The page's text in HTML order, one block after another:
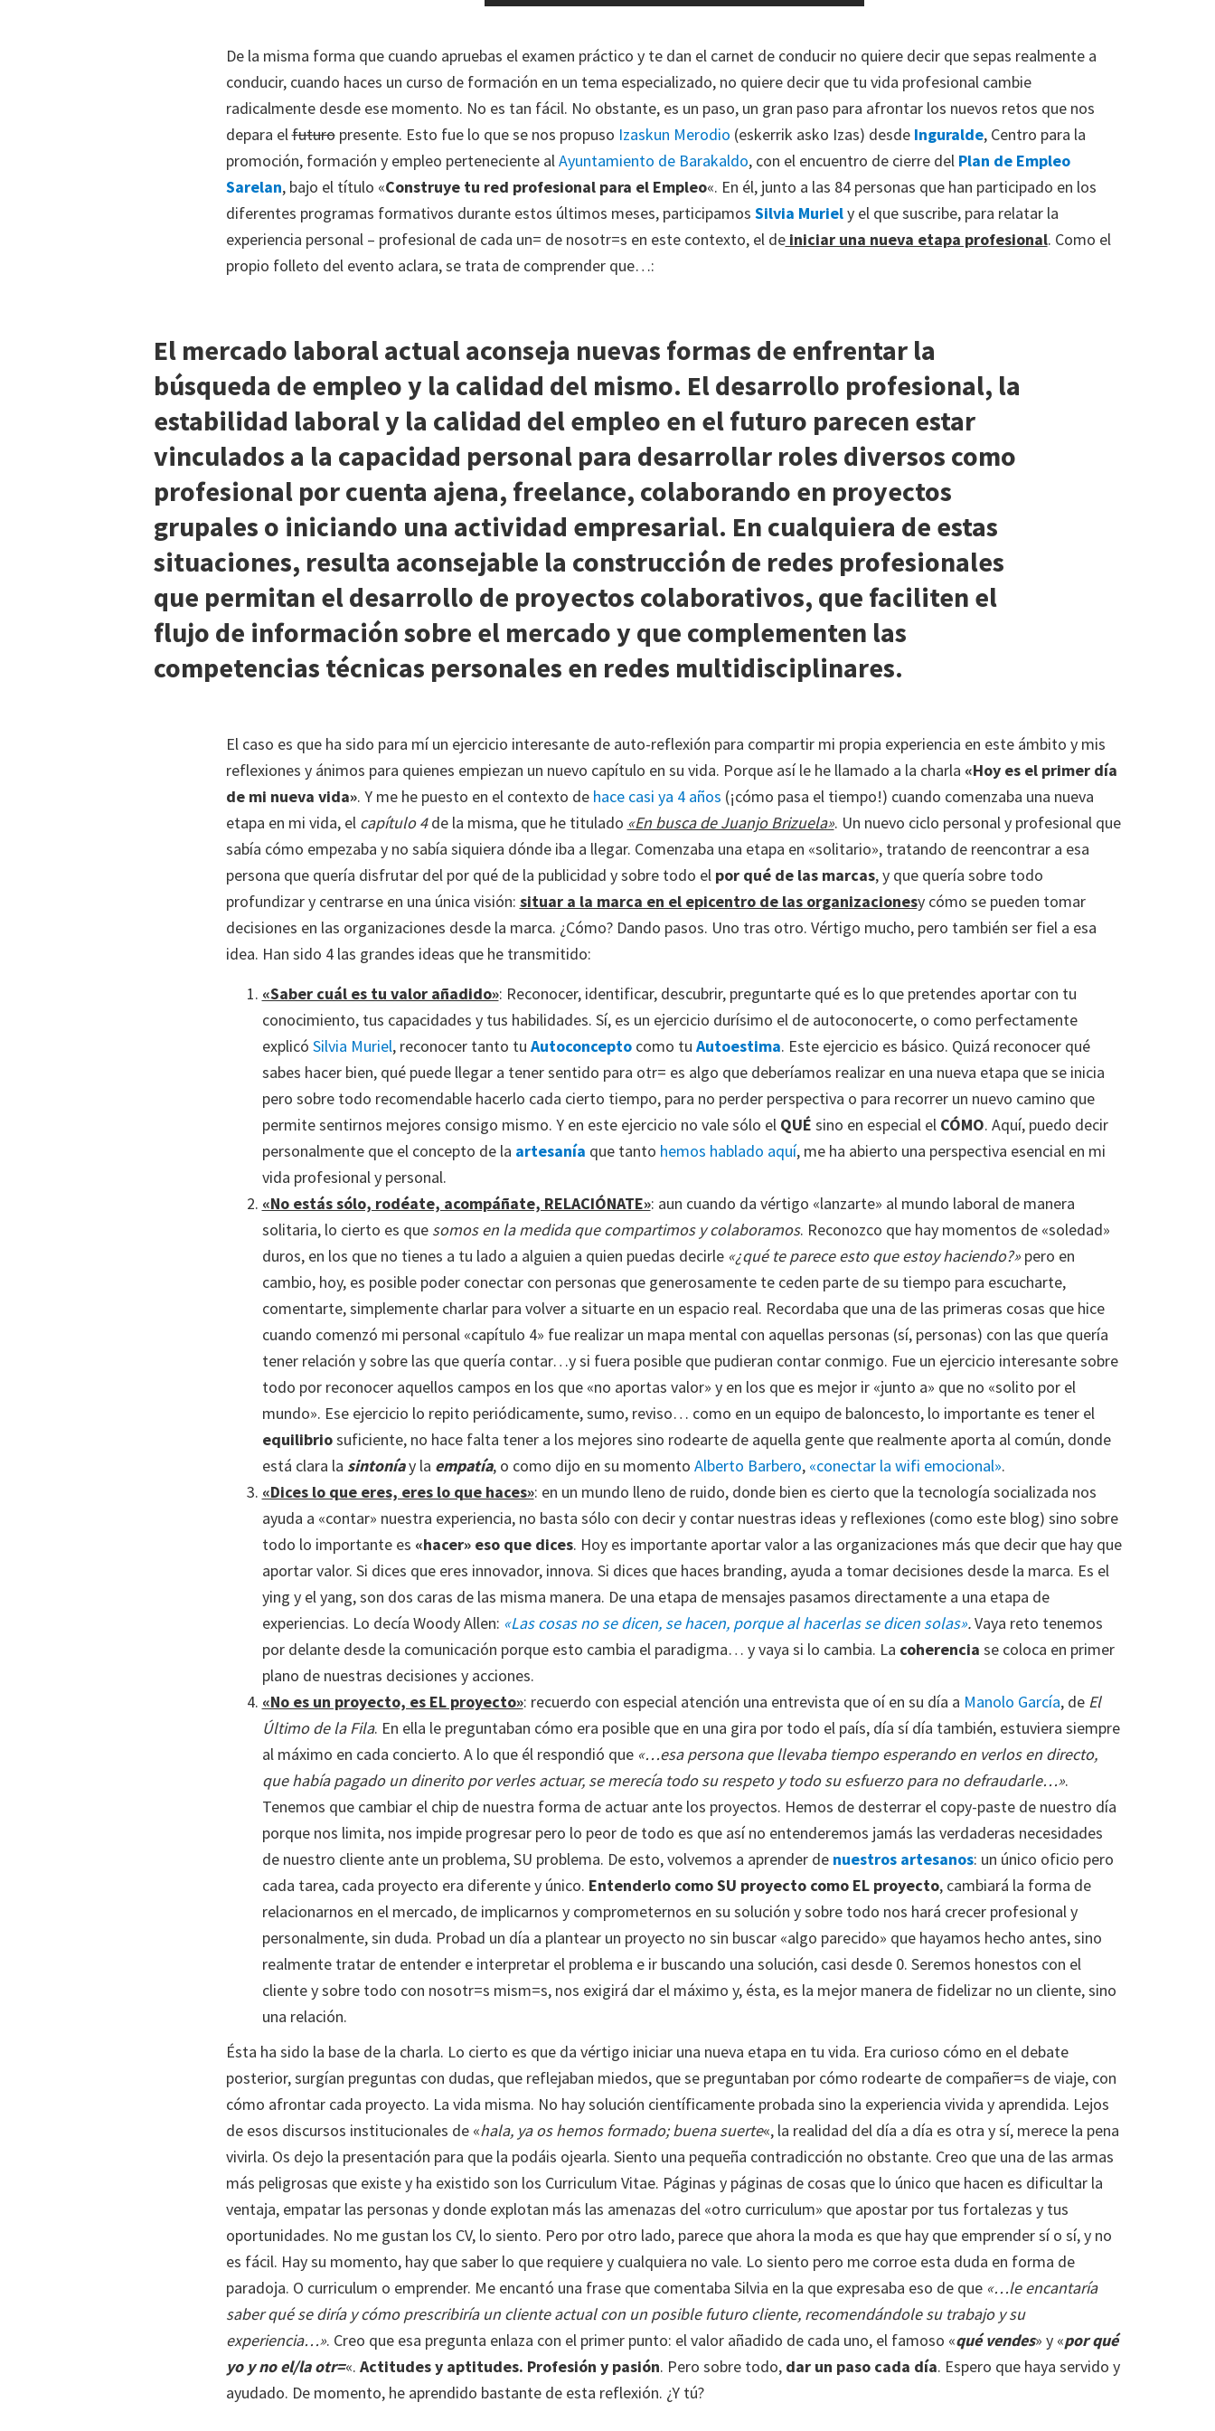
De la misma forma que cuando apruebas el examen práctico y te dan el carnet de conducir no quiere decir que sepas realmente a
conducir, cuando haces un curso de formación en un tema especializado, no quiere decir que tu vida profesional cambie
radicalmente desde ese momento. No es tan fácil. No obstante, es un paso, un gran paso para afrontar los nuevos retos que nos
depara elfuturopresente. Esto fue lo que se nos propuso Izaskun Merodio (eskerrik asko Izas) desde Inguralde, Centro para la
promoción, formación y empleo perteneciente alAyuntamiento de Barakaldo, con el encuentro de cierre del Plan de Empleo
Sarelan, bajo el título «Construye tu red profesional para el Empleo«. En él, junto a las 84 personas que han participado en los
diferentes programas formativos durante estos últimos meses, participamos Silvia Muriely el que suscribe, para relatar la
experiencia personal – profesional de cada un= de nosotr=s en este contexto, el deiniciar una nueva etapa profesional. Como el
propio folleto del evento aclara, se trata de comprender que…:
El mercado laboral actual aconseja nuevas formas de enfrentar la
búsqueda de empleo y la calidad del mismo. El desarrollo profesional, la
estabilidad laboral y la calidad del empleo en el futuro parecen estar
vinculados a la capacidad personal para desarrollar roles diversos como
profesional por cuenta ajena, freelance, colaborando en proyectos
grupales o iniciando una actividad empresarial. En cualquiera de estas
situaciones, resulta aconsejable la construcción de redes profesionales
que permitan el desarrollo de proyectos colaborativos, que faciliten el
flujo de información sobre el mercado y que complementen las
competencias técnicas personales en redes multidisciplinares.
El caso es que ha sido para mí un ejercicio interesante de auto-reflexión para compartir mi propia experiencia en este ámbito y mis
reflexiones y ánimos para quienes empiezan un nuevo capítulo en su vida. Porque así le he llamado a la charla «Hoy es el primer día
de mi nueva vida». Y me he puesto en el contexto de hace casi ya 4 años (¡cómo pasa el tiempo!) cuando comenzaba una nueva
etapa en mi vida, el capítulo 4de la misma, que he titulado «En busca de Juanjo Brizuela». Un nuevo ciclo personal y profesional que
sabía cómo empezaba y no sabía siquiera dónde iba a llegar. Comenzaba una etapa en «solitario», tratando de reencontrar a esa
persona que quería disfrutar del por qué de la publicidad y sobre todo el por qué de las marcas, y que quería sobre todo
profundizar y centrarse en una única visión: situar a la marca en el epicentro de las organizacionesy cómo se pueden tomar
decisiones en las organizaciones desde la marca. ¿Cómo? Dando pasos. Uno tras otro. Vértigo mucho, pero también ser fiel a esa
idea. Han sido 4 las grandes ideas que he transmitido:
«Saber cuál es tu valor añadido»: Reconocer, identificar, descubrir, preguntarte qué es lo que pretendes aportar con tu
conocimiento, tus capacidades y tus habilidades. Sí, es un ejercicio durísimo el de autoconocerte, o como perfectamente
explicó Silvia Muriel, reconocer tanto tu Autoconceptocomo tu Autoestima. Este ejercicio es básico. Quizá reconocer qué
sabes hacer bien, qué puede llegar a tener sentido para otr= es algo que deberíamos realizar en una nueva etapa que se inicia
pero sobre todo recomendable hacerlo cada cierto tiempo, para no perder perspectiva o para recorrer un nuevo camino que
permite sentirnos mejores consigo mismo. Y en este ejercicio no vale sólo el QUÉ sino en especial el CÓMO. Aquí, puedo decir
personalmente que el concepto de la artesanía que tanto hemos hablado aquí, me ha abierto una perspectiva esencial en mi
vida profesional y personal.
«No estás sólo, rodéate, acompáñate, RELACIÓNATE»: aun cuando da vértigo «lanzarte» al mundo laboral de manera
solitaria, lo cierto es que somos en la medida que compartimos y colaboramos. Reconozco que hay momentos de «soledad»
duros, en los que no tienes a tu lado a alguien a quien puedas decirle «¿qué te parece esto que estoy haciendo?»pero en
cambio, hoy, es posible poder conectar con personas que generosamente te ceden parte de su tiempo para escucharte,
comentarte, simplemente charlar para volver a situarte en un espacio real. Recordaba que una de las primeras cosas que hice
cuando comenzó mi personal «capítulo 4» fue realizar un mapa mental con aquellas personas (sí, personas) con las que quería
tener relación y sobre las que quería contar…y si fuera posible que pudieran contar conmigo. Fue un ejercicio interesante sobre
todo por reconocer aquellos campos en los que «no aportas valor» y en los que es mejor ir «junto a» que no «solito por el
mundo». Ese ejercicio lo repito periódicamente, sumo, reviso… como en un equipo de baloncesto, lo importante es tener el
equilibriosuficiente, no hace falta tener a los mejores sino rodearte de aquella gente que realmente aporta al común, donde
está clara la sintoníay la empatía, o como dijo en su momento Alberto Barbero, «conectar la wifi emocional».
«Dices lo que eres, eres lo que haces»: en un mundo lleno de ruido, donde bien es cierto que la tecnología socializada nos
ayuda a «contar» nuestra experiencia, no basta sólo con decir y contar nuestras ideas y reflexiones (como este blog) sino sobre
todo lo importante es «hacer» eso que dices. Hoy es importante aportar valor a las organizaciones más que decir que hay que
aportar valor. Si dices que eres innovador, innova. Si dices que haces branding, ayuda a tomar decisiones desde la marca. Es el
ying y el yang, son dos caras de las misma manera. De una etapa de mensajes pasamos directamente a una etapa de
experiencias. Lo decía Woody Allen: «Las cosas no se dicen, se hacen, porque al hacerlas se dicen solas».Vaya reto tenemos
por delante desde la comunicación porque esto cambia el paradigma… y vaya si lo cambia. La coherencia se coloca en primer
plano de nuestras decisiones y acciones.
«No es un proyecto, es EL proyecto»: recuerdo con especial atención una entrevista que oí en su día a Manolo García, de El
Último de la Fila. En ella le preguntaban cómo era posible que en una gira por todo el país, día sí día también, estuviera siempre
al máximo en cada concierto. A lo que él respondió que «…esa persona que llevaba tiempo esperando en verlos en directo,
que había pagado un dinerito por verles actuar, se merecía todo su respeto y todo su esfuerzo para no defraudarle…».
Tenemos que cambiar el chip de nuestra forma de actuar ante los proyectos. Hemos de desterrar el copy-paste de nuestro día
porque nos limita, nos impide progresar pero lo peor de todo es que así no entenderemos jamás las verdaderas necesidades
de nuestro cliente ante un problema, SU problema. De esto, volvemos a aprender de nuestros artesanos: un único oficio pero
cada tarea, cada proyecto era diferente y único. Entenderlo como SU proyecto como EL proyecto, cambiará la forma de
relacionarnos en el mercado, de implicarnos y comprometernos en su solución y sobre todo nos hará crecer profesional y
personalmente, sin duda. Probad un día a plantear un proyecto no sin buscar «algo parecido» que hayamos hecho antes, sino
realmente tratar de entender e interpretar el problema e ir buscando una solución, casi desde 0. Seremos honestos con el
cliente y sobre todo con nosotr=s mism=s, nos exigirá dar el máximo y, ésta, es la mejor manera de fidelizar no un cliente, sino
una relación.
Ésta ha sido la base de la charla. Lo cierto es que da vértigo iniciar una nueva etapa en tu vida. Era curioso cómo en el debate
posterior, surgían preguntas con dudas, que reflejaban miedos, que se preguntaban por cómo rodearte de compañer=s de viaje, con
cómo afrontar cada proyecto. La vida misma. No hay solución científicamente probada sino la experiencia vivida y aprendida. Lejos
de esos discursos institucionales de «hala, ya os hemos formado; buena suerte«, la realidad del día a día es otra y sí, merece la pena
vivirla. Os dejo la presentación para que la podáis ojearla. Siento una pequeña contradicción no obstante. Creo que una de las armas
más peligrosas que existe y ha existido son los Curriculum Vitae. Páginas y páginas de cosas que lo único que hacen es dificultar la
ventaja, empatar las personas y donde explotan más las amenazas del «otro curriculum» que apostar por tus fortalezas y tus
oportunidades. No me gustan los CV, lo siento. Pero por otro lado, parece que ahora la moda es que hay que emprender sí o sí, y no
es fácil. Hay su momento, hay que saber lo que requiere y cualquiera no vale. Lo siento pero me corroe esta duda en forma de
paradoja. O curriculum o emprender. Me encantó una frase que comentaba Silvia en la que expresaba eso de que «…le encantaría
saber qué se diría y cómo prescribiría un cliente actual con un posible futuro cliente, recomendándole su trabajo y su
experiencia…». Creo que esa pregunta enlaza con el primer punto: el valor añadido de cada uno, el famoso «qué vendes» y «por qué
yo y no el/la otr=«. Actitudes y aptitudes. Profesión y pasión. Pero sobre todo, dar un paso cada día. Espero que haya servido y
ayudado. De momento, he aprendido bastante de esta reflexión. ¿Y tú?